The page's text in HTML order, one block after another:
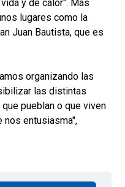
y de calor". Más
lugares como la
Juan Bautista, que es
organizando las
las distintas
pueblan o que viven
nos entusiasma",